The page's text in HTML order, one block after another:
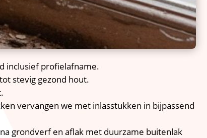
inclusief profielafname.​
stevig gezond hout.​
vervangen we met inlasstukken in bijpassend
grondverf en aflak met duurzame buitenlak